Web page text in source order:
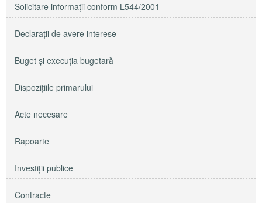
Solicitare informaţii conform L544/2001
Declaraţii de avere interese
Buget şi execuţia bugetară
Dispoziţiile primarului
Acte necesare
Rapoarte
Investiţii publice
Contracte